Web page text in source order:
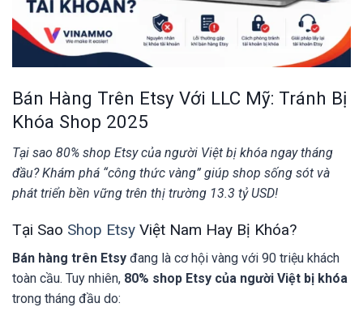
Bán Hàng Trên Etsy Với LLC Mỹ: Tránh Bị
Khóa Shop 2025
Tại sao 80% shop Etsy của người Việt bị khóa ngay tháng
đầu? Khám phá “công thức vàng” giúp shop sống sót và
phát triển bền vững trên thị trường 13.3 tỷ USD!
Tại Sao Shop Etsy Việt Nam Hay Bị Khóa?
Bán hàng trên Etsy đang là cơ hội vàng với 90 triệu khách
toàn cầu. Tuy nhiên, 80% shop Etsy của người Việt bị khóa
trong tháng đầu do: